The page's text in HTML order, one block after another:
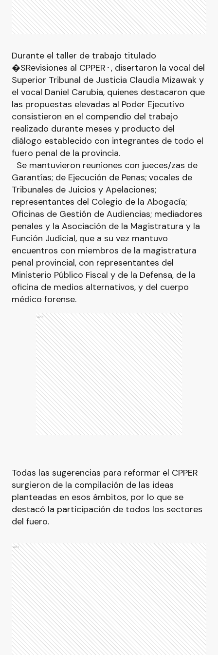
Durante el taller de trabajo titulado
�SRevisiones al CPPER⬝, disertaron la vocal del
Superior Tribunal de Justicia Claudia Mizawak y
el vocal Daniel Carubia, quienes destacaron que
las propuestas elevadas al Poder Ejecutivo
consistieron en el compendio del trabajo
realizado durante meses y producto del
diálogo establecido con integrantes de todo el
fuero penal de la provincia.
Se mantuvieron reuniones con jueces/zas de
Garantías; de Ejecución de Penas; vocales de
Tribunales de Juicios y Apelaciones;
representantes del Colegio de la Abogacía;
Oficinas de Gestión de Audiencias; mediadores
penales y la Asociación de la Magistratura y la
Función Judicial, que a su vez mantuvo
encuentros con miembros de la magistratura
penal provincial, con representantes del
Ministerio Público Fiscal y de la Defensa, de la
oficina de medios alternativos, y del cuerpo
médico forense.
Ads
Todas las sugerencias para reformar el CPPER
surgieron de la compilación de las ideas
planteadas en esos ámbitos, por lo que se
destacó la participación de todos los sectores
del fuero.
Ads